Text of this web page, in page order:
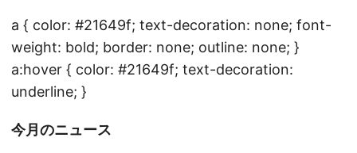
o
a { color: #21649f; text-decoration: none; font-
weight: bold; border: none; outline: none; }
a:hover { color: #21649f; text-decoration:
underline; }
今月のニュース